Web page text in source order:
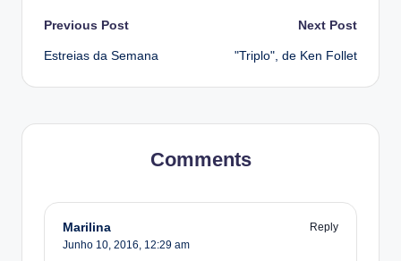
Post
navigation
Previous Post
Estreias da Semana
Next Post
"Triplo", de Ken Follet
Comments
Marilina
Reply
Junho 10, 2016, 12:29 am